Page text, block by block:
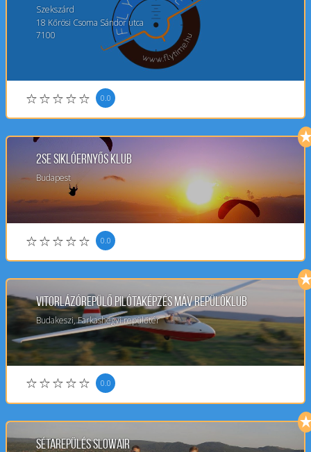
Szekszárd
18 Kőrösi Csoma Sándor utca
7100
0.0
2SE Siklóernyős klub
Budapest
0.0
Vitorlázórepülő pilótaképzés MÁV Repülőklub
Budakeszi, Farkashegyi repülőtér
0.0
Sétarepülés SlowAir